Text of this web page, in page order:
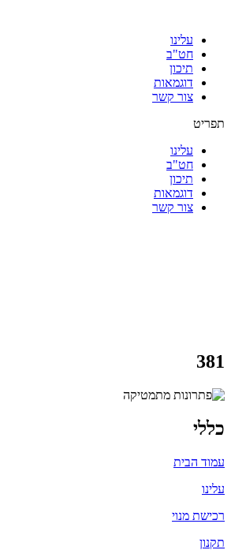
עלינו
חט"ב
תיכון
דוגמאות
צור קשר
תפריט
עלינו
חט"ב
תיכון
דוגמאות
צור קשר
381
כללי
עמוד הבית
עלינו
רכישת מנוי
תקנון